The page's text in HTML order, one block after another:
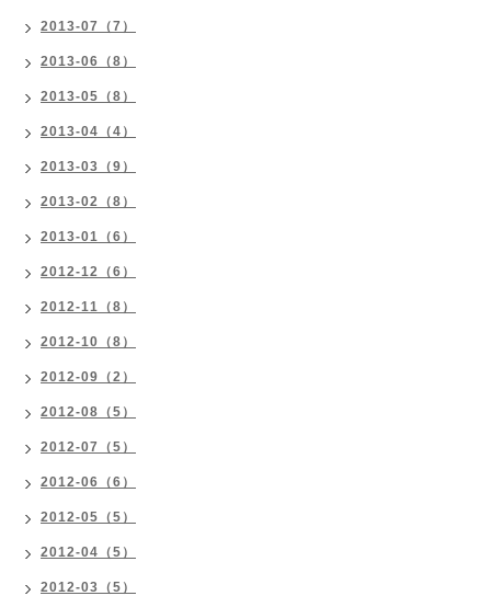
2013-07（7）
2013-06（8）
2013-05（8）
2013-04（4）
2013-03（9）
2013-02（8）
2013-01（6）
2012-12（6）
2012-11（8）
2012-10（8）
2012-09（2）
2012-08（5）
2012-07（5）
2012-06（6）
2012-05（5）
2012-04（5）
2012-03（5）